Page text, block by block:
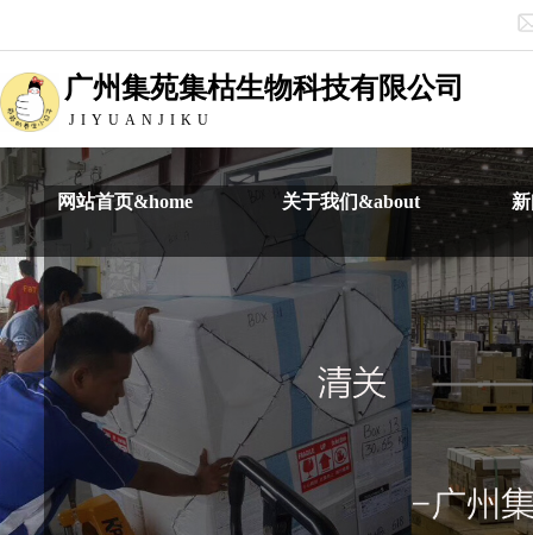
广州集苑集枯生物科技有限公司
JIYUANJIKU
网站首页&home 关于我们&about